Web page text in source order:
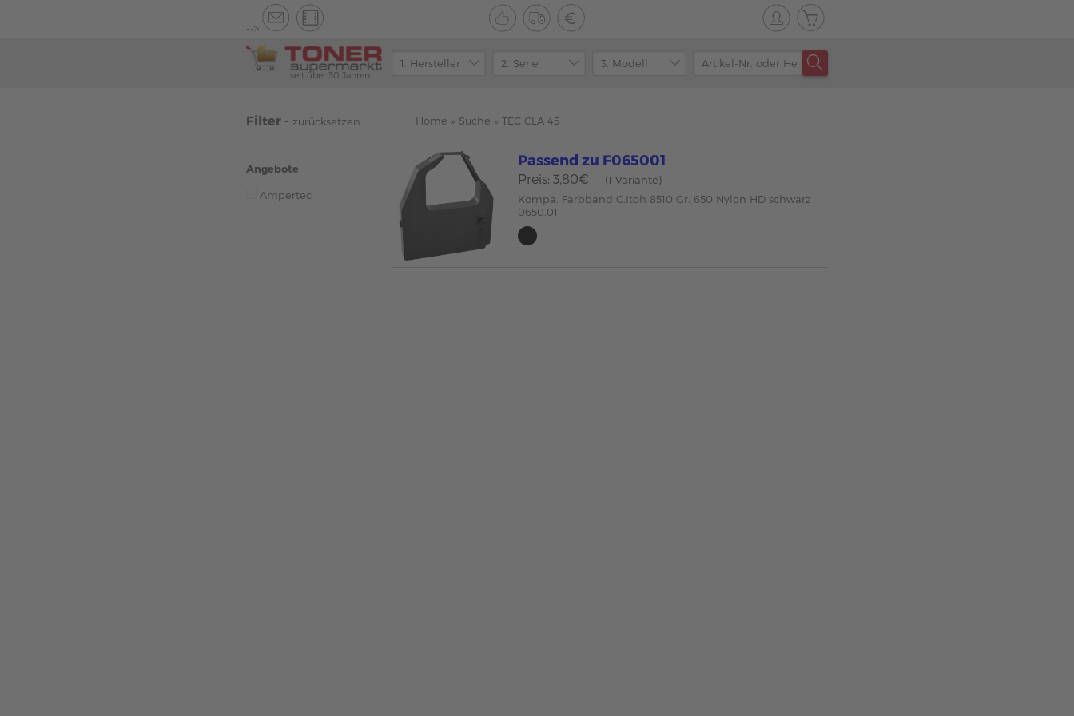
-->
seit über 30 Jahren
Filter - zurücksetzen
Angebote
Ampertec
Home » Suche » TEC CLA 45
Passend zu F065001
Preis: 3,80€
(1 Variante)
Kompa. Farbband C.Itoh 8510 Gr. 650 Nylon HD schwarz
0650.01